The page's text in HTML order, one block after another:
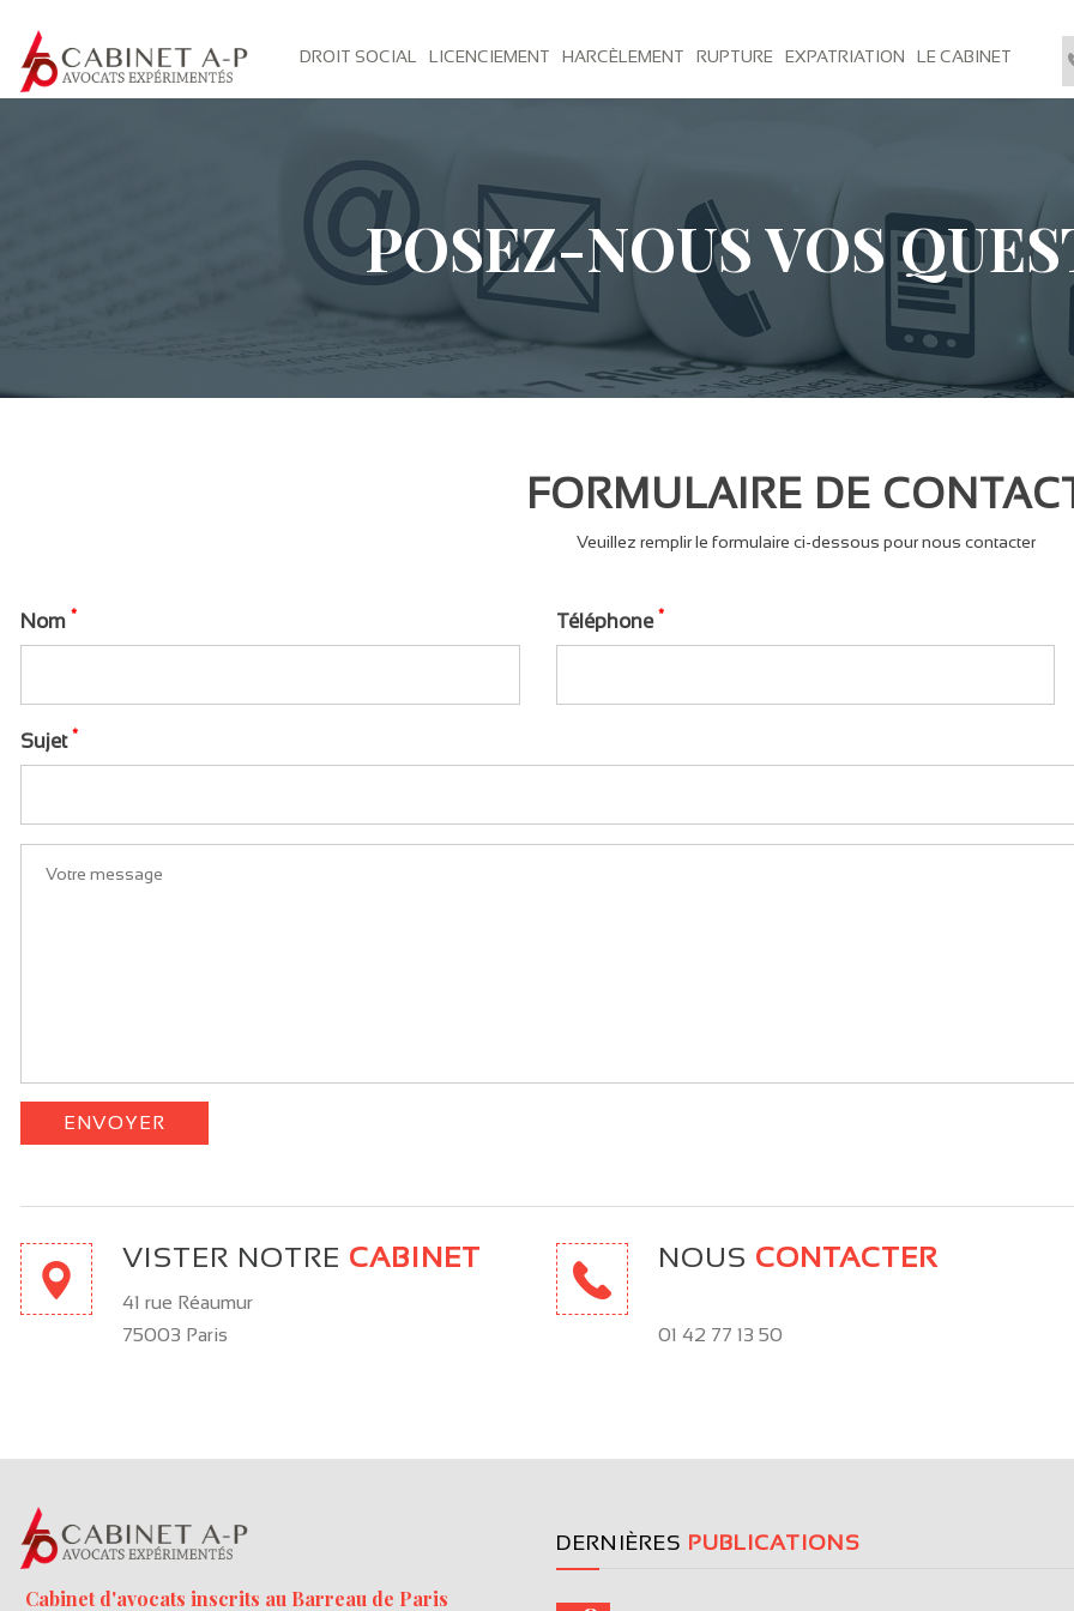
DROIT SOCIAL LICENCIEMENT HARCÈLEMENT RUPTURE EXPATRIATION LE CABINET
POSEZ-NOUS VOS
FORMULAIRE DE
Veuillez remplir le formulaire ci-dessous pour nous contacter
Nom * Téléphone *
Sujet *
VISTER NOTRE CABINET
41 rue Réaumur
75003 Paris
NOUS CONTACTER
01 42 77 13 50
Cabinet d'avocats inscrits au Barreau de Paris
DERNIÈRES PUBLICATIONS